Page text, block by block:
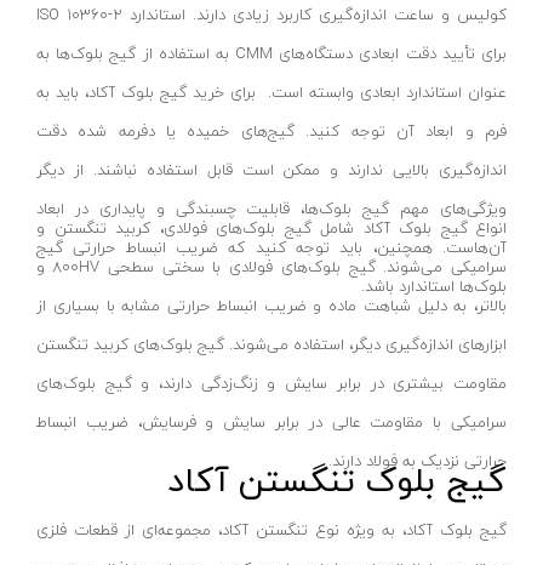
ابزار کارگاهی
دیگر لوازم جانبی
ابزار آلات دستی
انواع جعبه
صفحه سنگ و سایش
تجهیزات جا‌به‌جایی
ابزار آلات مارک زنی
انواع انبر
آبپاش
کیت‌های ابزار
پمپ
جک
انواع چسب
کولیس و ساعت اندازه‌گیری کاربرد زیادی دارند. استاندارد ISO 10360-2
برای تأیید دقت ابعادی دستگاه‌های CMM به استفاده از گیج بلوک‌ها به
عنوان استاندارد ابعادی وابسته است. برای خرید گیج بلوک آکاد، باید به
فرم و ابعاد آن توجه کنید. گیج‌های خمیده یا دفرمه شده دقت
اندازه‌گیری بالایی ندارند و ممکن است قابل استفاده نباشند. از دیگر
ویژگی‌های مهم گیج بلوک‌ها، قابلیت چسبندگی و پایداری در ابعاد
آن‌هاست. همچنین، باید توجه کنید که ضریب انبساط حرارتی گیج
بلوک‌ها استاندارد باشد.
انواع گیج بلوک آکاد شامل گیج بلوک‌های فولادی، کربید تنگستن و
سرامیکی می‌شوند. گیج بلوک‌های فولادی با سختی سطحی ۸۰۰HV و
بالاتر، به دلیل شباهت ماده و ضریب انبساط حرارتی مشابه با بسیاری از
ابزارهای اندازه‌گیری دیگر، استفاده می‌شوند. گیج بلوک‌های کربید تنگستن
مقاومت بیشتری در برابر سایش و زنگ‌زدگی دارند، و گیج بلوک‌های
سرامیکی با مقاومت عالی در برابر سایش و فرسایش، ضریب انبساط
حرارتی نزدیک به فولاد دارند.
گیج بلوک تنگستن آکاد
گیج بلوک آکاد، به ویژه نوع تنگستن آکاد، مجموعه‌ای از قطعات فلزی